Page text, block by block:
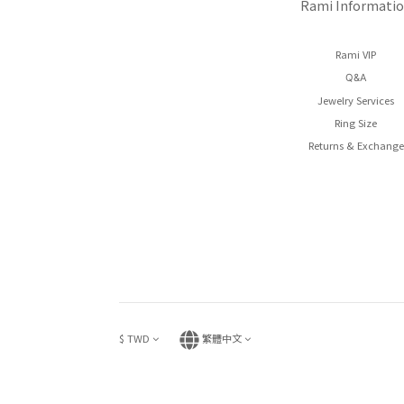
Rami
Rami VIP
Q&A
Jewelry Services
Ring Size
Returns & Exchange
$ TWD 繁體中文